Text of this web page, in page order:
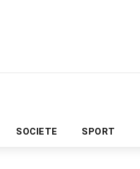
SOCIETE SPORTPUBLICITÉ